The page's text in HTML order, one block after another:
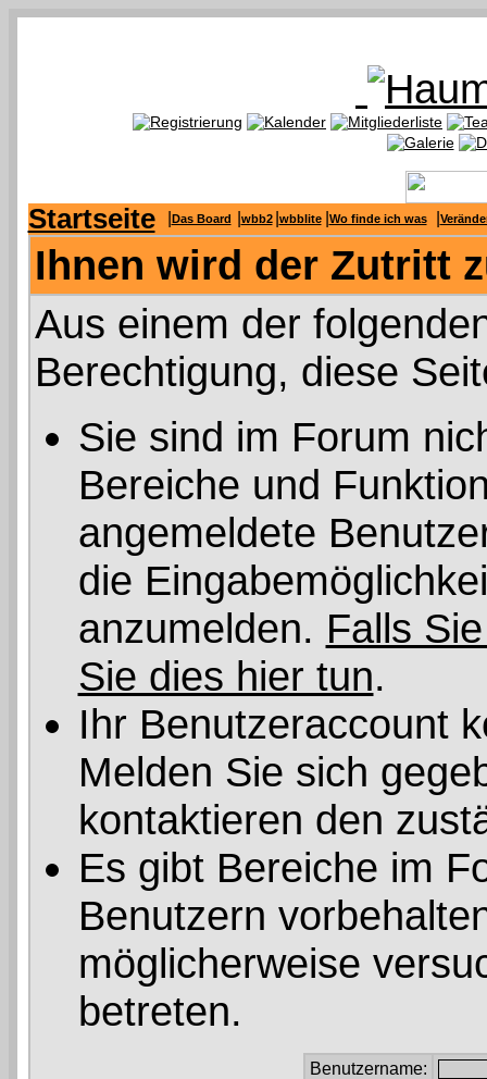
Startseite Das Board wbb2 wbblite Wo finde ich was
Ihnen wird der Zutritt
Aus einem der
Berechtigung, diese
Sie sind im Forum
Bereiche und
angemeldete
die
anzumelden. Falls
Sie dies hier tun.
Ihr Benutzeraccount
Melden Sie sich
kontaktieren den
Es gibt Bereiche im
Benutzern
möglicherweise
betreten.
Benutzername: